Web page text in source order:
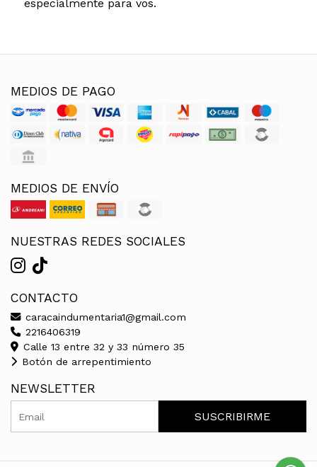
especialmente para vos.
MEDIOS DE PAGO
MEDIOS DE ENVÍO
NUESTRAS REDES SOCIALES
CONTACTO
caracaindumentaria1@gmail.com
2216406319
Calle 13 entre 32 y 33 número 35
Botón de arrepentimiento
NEWSLETTER
SUSCRIBIRME